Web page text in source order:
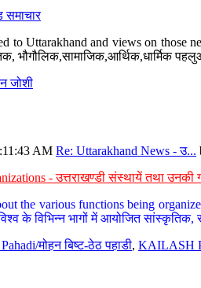
समाचार
to Uttarakhand and views on those
भौगौलिक,सामाजिक,आर्थिक,धार्मिक
जोशी
AM Re: Uttarakhand News - उ...
- उत्तराखण्डी संस्थायें तथा उनकी
the various functions being
विश्व के विभिन्न भागों में आयोजित
मोहन बिष्ट-ठेठ पहाडी, KAILASH